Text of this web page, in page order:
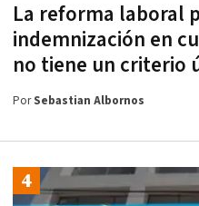
La reforma laboral
indemnización en
no tiene un criterio
PorSebastian Albornos